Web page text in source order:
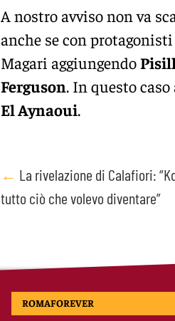
A nostro avviso non va
anche se con
Magari aggiungendo
Ferguson. In questo
El Aynaoui.
Post
navigation
← La rivelazione di Calafiori:
tutto ciò che volevo diventare”
ROMAFOREVER